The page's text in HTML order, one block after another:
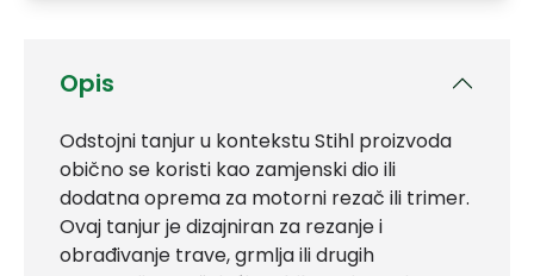
Opis
Odstojni tanjur u kontekstu Stihl proizvoda
obično se koristi kao zamjenski dio ili
dodatna oprema za motorni rezač ili trimer.
Ovaj tanjur je dizajniran za rezanje i
obrađivanje trave, grmlja ili drugih